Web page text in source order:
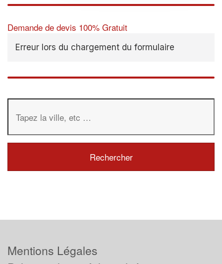
Demande de devis 100% Gratuit
Erreur lors du chargement du formulaire
Mentions Légales